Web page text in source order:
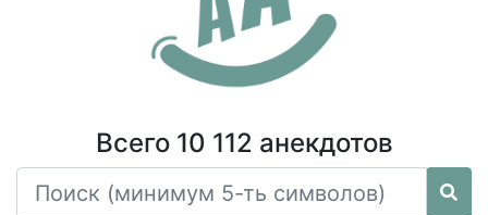
Всего 10 112 анекдотов